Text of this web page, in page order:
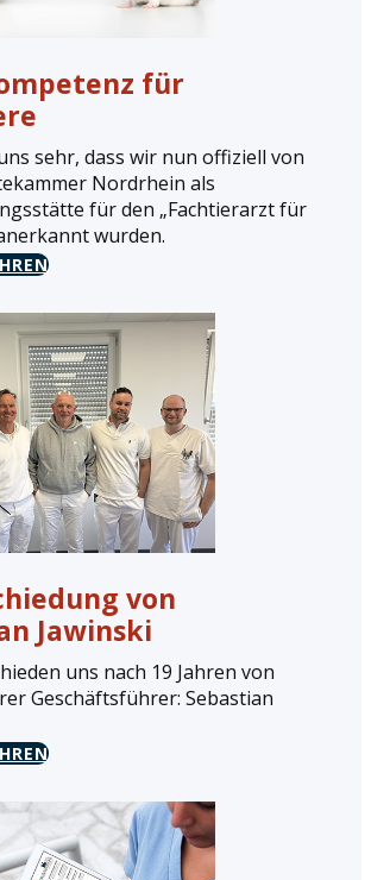
für
sehr, dass wir nun offiziell von
Nordrhein als
für den „Fachtierarzt für
wurden.
von
Jawinski
uns nach 19 Jahren von
Geschäftsführer: Sebastian